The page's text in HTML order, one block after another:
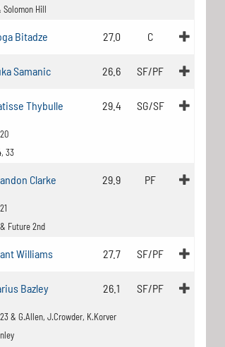
Solomon Hill
Bitadze 27.0 C
Samanic 26.6 SF/PF
Thybulle 29.4 SG/SF
33
Clarke 29.9 PF
Future 2nd
Williams 27.7 SF/PF
Bazley 26.1 SF/PF
& G.Allen, J.Crowder, K.Korver